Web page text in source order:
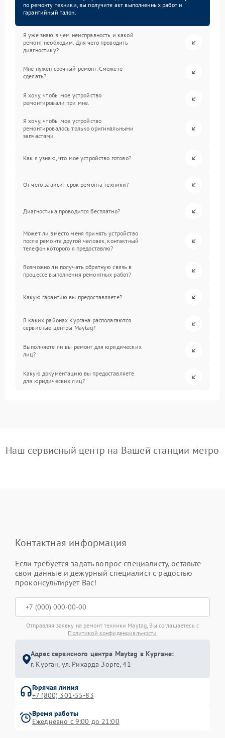
по ремонту техники, вы получите акт выполненных работ и
гарантийный талон.
Я уже знаю в чем неисправность и какой
ремонт необходим. Для чего проводить
диагностику?
Мне нужен срочный ремонт. Сможете
сделать?
Я хочу, чтобы мое устройство
ремонтировали при мне.
Я хочу, чтобы мое устройство
ремонтировалось только оригинальными
запчастями.
Как я узнаю, что мое устройство готово?
От чего зависит срок ремонта техники?
Диагностика проводится бесплатно?
Может ли вместо меня принять устройство
после ремонта другой человек, контактный
телефон которого я предоставлю?
Возможно ли получать обратную связь в
процессе выполнения ремонтных работ?
Какую гарантию вы предоставляете?
В каких районах Кургана располагаются
сервисные центры Maytag?
Выполняете ли вы ремонт для юридических
лиц?
Какую документацию вы предоставляете
для юридических лиц?
Наш сервисный центр на Вашей станции метро
Контактная информация
Если требуется задать вопрос специалисту, оставьте
свои данные и дежурный специалист с радостью
проконсультирует Вас!
Отправляя заявку на ремонт техники Maytag, Вы соглашаетесь с
Политикой конфиденциальности
Адрес сервисного центра Maytag в Кургане:
г. Курган, ул. Рихарда Зорге, 41
Горячая линия
+7 (800) 301-55-83
Время работы
Ежедневно с 9:00 до 21:00